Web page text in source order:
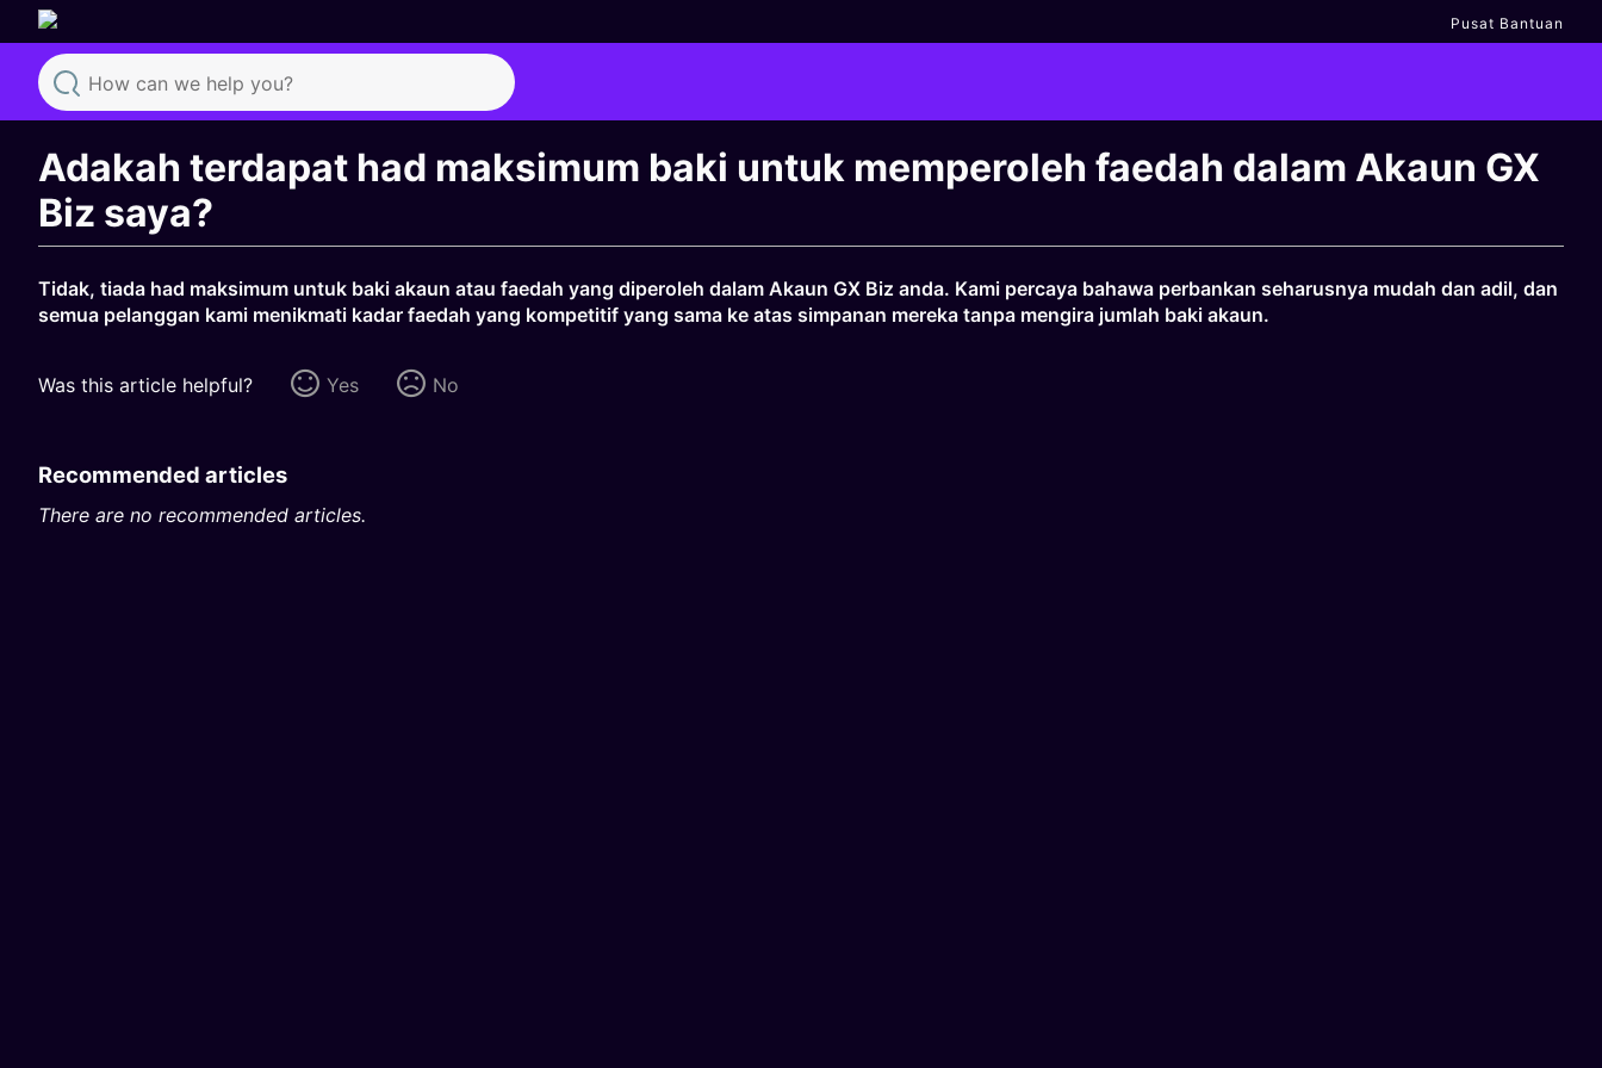
Pusat Bantuan
Search
Adakah terdapat had maksimum baki untuk memperoleh faedah dalam Akaun GX
Biz saya?
Tidak, tiada had maksimum untuk baki akaun atau faedah yang diperoleh dalam Akaun GX Biz anda. Kami percaya bahawa perbankan seharusnya mudah dan adil, dan
semua pelanggan kami menikmati kadar faedah yang kompetitif yang sama ke atas simpanan mereka tanpa mengira jumlah baki akaun.
Was this article helpful? Yes No
Recommended articles
There are no recommended articles.